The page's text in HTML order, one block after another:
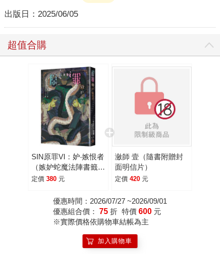
出版日： 2025/06/05
超值合購
SIN原罪VI：妒‧嫉恨者
（嫉妒蛇魔法陣書籤
版）（華文靈異天后笭
Sammixyz繪製封面、
原罪世界無盡誘惑開
定價 380 元
瀲師 壹（隨書附贈封
面明信片）
定價 420 元
優惠時間：2026/07/27 ~2026/09/01
優惠組合價： 75 折 特價 600 元
※實際價格依購物車結帳為主
加入購物車